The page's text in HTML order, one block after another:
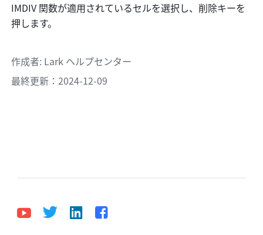
IMDIV 関数が適用されているセルを選択し、削除キーを
押します。
作成者: Lark ヘルプセンター
最終更新：2024-12-09